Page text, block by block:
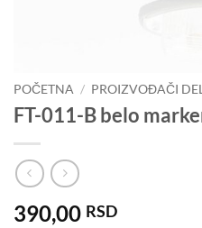
POČETNA / PROIZVOĐAČI
FT-011-B belo
390,00 RSD